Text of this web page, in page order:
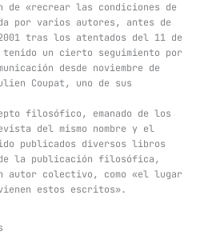
de «recrear las condiciones de
por varios autores, antes de
tras los atentados del 11 de
un cierto seguimiento por
desde noviembre de
Coupat, uno de sus
filosófico, emanado de los
del mismo nombre y el
publicados diversos libros
de la publicación filosófica,
autor colectivo, como «el lugar
estos escritos».